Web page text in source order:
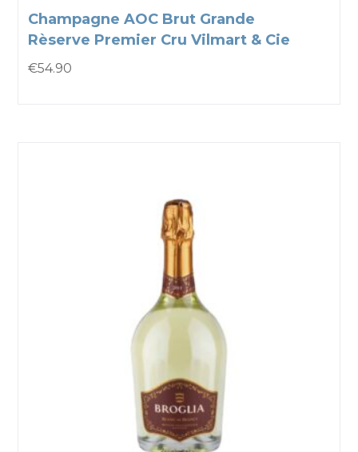
Champagne AOC Brut Grande
Rèserve Premier Cru Vilmart & Cie
€54.90